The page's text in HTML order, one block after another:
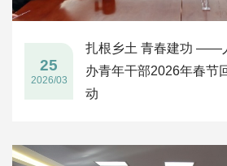
扎根乡土 青春建功 ——
办青年干部2026年春节
动
25
2026/03